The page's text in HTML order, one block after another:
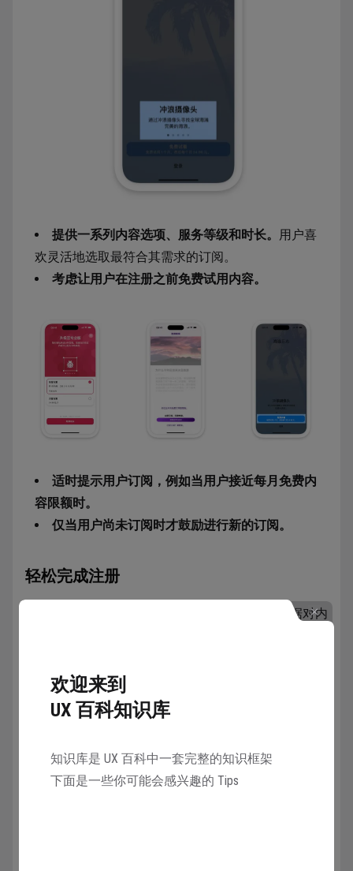
提供一系列内容选项、服务等级和时长。 用户喜
欢灵活地选取最符合其需求的订阅。
考虑让用户在注册之前免费试用内容。
适时提示用户订阅，例如当用户接近每月免费内
容限额时。
仅当用户尚未订阅时才鼓励进行新的订阅。
轻松完成注册
简单且信息丰富的注册体验可以让用户轻松地根据对内
提供清晰、可辨识的订阅选项。
只要求提供必要的信息，简化初始注册。
App 和 App Store 元数据中包括服务条款和隐私政策
的链接之外，App 内注册屏幕还需要包括：
欢迎来到
UX 百科知识库
知识库是 UX 百科中一套完整的知识框架
下面是一些你可能会感兴趣的 Tips